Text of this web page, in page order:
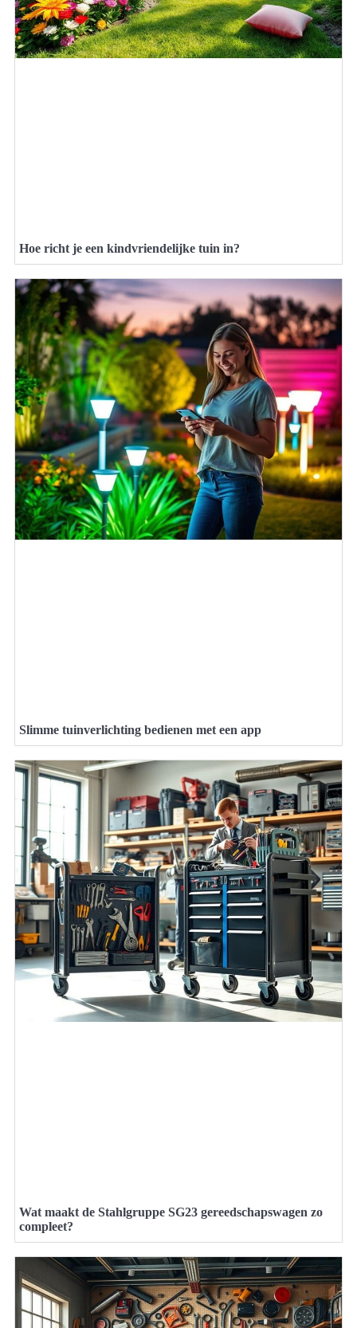
Hoe richt je een kindvriendelijke tuin in?
Slimme tuinverlichting bedienen met een app
Wat maakt de Stahlgruppe SG23 gereedschapswagen zo
compleet?